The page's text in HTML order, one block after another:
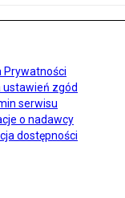
Prywatności
ustawień zgód
serwisu
o nadawcy
dostępności